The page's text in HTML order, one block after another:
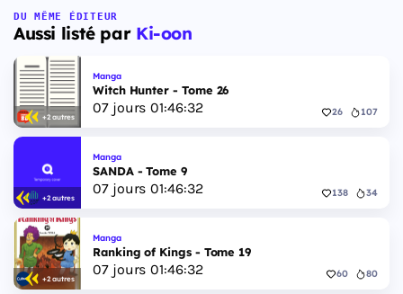
DU MÊME ÉDITEUR
Aussi listé par Ki-oon
+2 autres
Manga
Witch Hunter - Tome 26
07jours 01:46:31 26 107
+2 autres
Manga
SANDA - Tome 9
07jours 01:46:31 138 34
+2 autres
Manga
Ranking of Kings - Tome 19
07jours 01:46:31 60 80